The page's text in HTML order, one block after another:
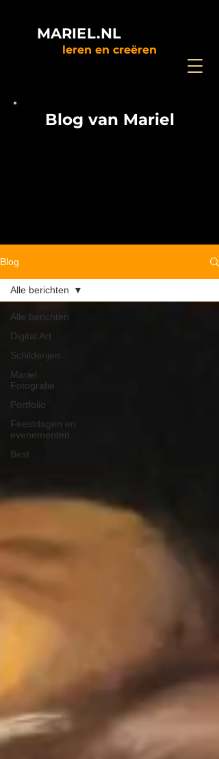
MARIEL.NL
leren en creëren
Blog van Mariel
Blog
Alle berichten
Digital Art
Schilderijen
Mariel
Fotografie
Portfolio
Feestdagen en
evenementen
Best
Alle berichten